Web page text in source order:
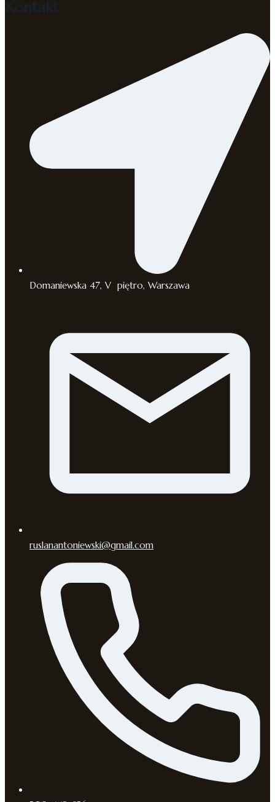
Domaniewska 47, V piętro, Warszawa
ruslanantoniewski@gmail.com